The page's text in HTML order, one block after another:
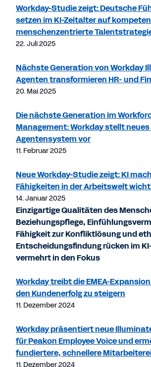
Workday-Studie zeigt: Deutsche
setzen im KI-Zeitalter auf
menschenzentrierte
22. Juli 2025
Nächste Generation von Workday
Agenten transformieren HR- und
20. Mai 2025
Die nächste Generation im
Management: Workday stellt
Agentensystem vor
11. Februar 2025
Neue Workday-Studie zeigt: KI
Fähigkeiten in der Arbeitswelt
14. Januar 2025
Einzigartige Qualitäten des
Beziehungspflege,
Fähigkeit zur Konfliktlösung und
Entscheidungsfindung rücken im
vermehrt in den Fokus
Workday treibt die EMEA-
den Kundenerfolg zu steigern
11. Dezember 2024
Workday präsentiert neue
für Peakon Employee Voice und
fundiertere, schnellere
11. Dezember 2024